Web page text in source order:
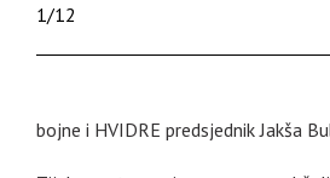
1/12
bojne i HVIDRE predsjednik Jakša